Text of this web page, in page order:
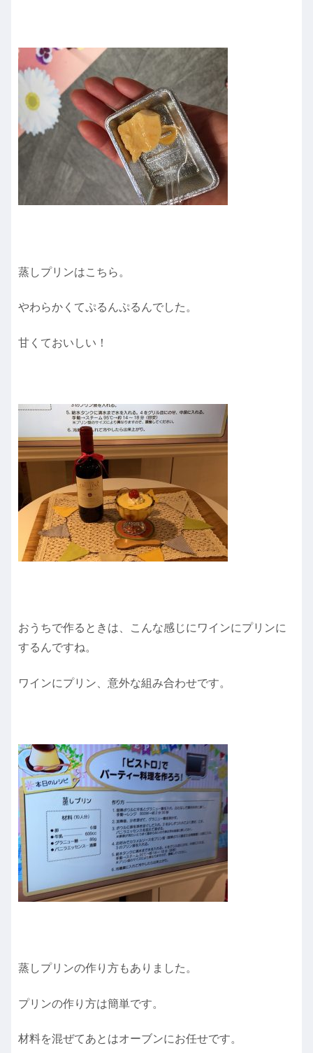
蒸しプリンはこちら。
やわらかくてぷるんぷるんでした。
甘くておいしい！
おうちで作るときは、こんな感じにワインにプリンに
するんですね。
ワインにプリン、意外な組み合わせです。
蒸しプリンの作り方もありました。
プリンの作り方は簡単です。
材料を混ぜてあとはオーブンにお任せです。